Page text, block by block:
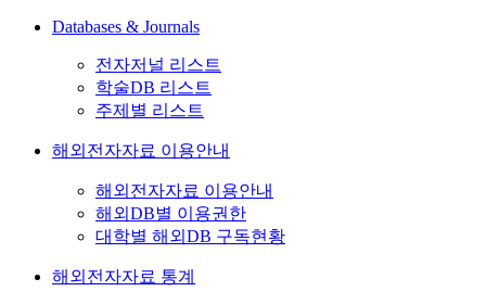
Databases & Journals
전자저널 리스트
학술DB 리스트
주제별 리스트
해외전자자료 이용안내
해외전자자료 이용안내
해외DB별 이용권한
대학별 해외DB 구독현황
해외전자자료 통계